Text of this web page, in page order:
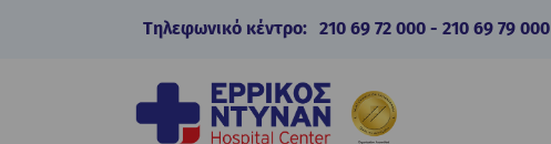
Τηλεφωνικό κέντρο: 210 69 72 000 - 210 69 79 000